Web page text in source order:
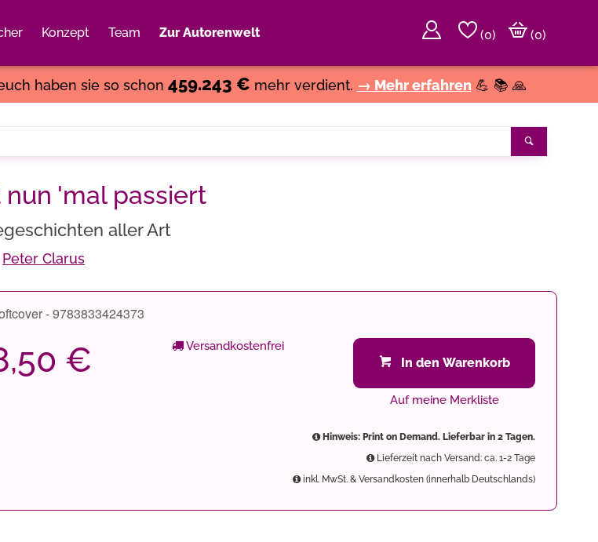
Konzept Team Zur Autorenwelt (0)
(0)
haben sie so schon 459.243 € mehr verdient. → Mehr erfahren 💪 📚 🙏
nun 'mal passiert
aller Art
Peter Clarus
- 9783833424373
€ Versandkostenfrei
In den Warenkorb
Auf meine Merkliste
Hinweis: Print on Demand. Lieferbar in 2 Tagen.
Lieferzeit nach Versand: ca. 1-2 Tage
inkl. MwSt. & Versandkosten (innerhalb Deutschlands)